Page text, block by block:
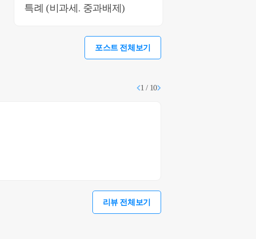
특례 (비과세. 중과배제)
포스트 전체보기
1 / 10
리뷰 전체보기